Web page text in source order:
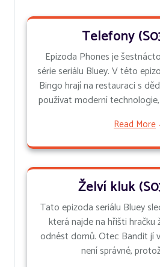
Telefony
Epizoda Phones je
série seriálu Bluey. V této
Bingo hrají na restauraci s
používat moderní
Read More
Želví kluk
Tato epizoda seriálu Bluey
která najde na hřišti hračku
odnést domů. Otec Bandit jí
není správné,